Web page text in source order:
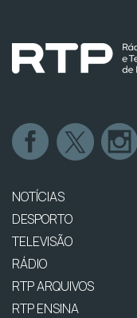
NOTÍCIAS
DESPORTO
TELEVISÃO
RÁDIO
RTP ARQUIVOS
RTP ENSINA